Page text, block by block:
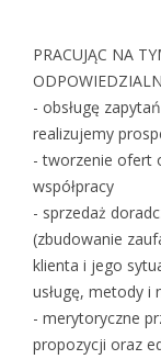
PRACUJĄC NA
- obsługę
realizujemy
- tworzenie ofert
współpracy
- sprzedaż
(zbudowanie
klienta i jego
usługę, metody i
- merytoryczne
propozycji oraz